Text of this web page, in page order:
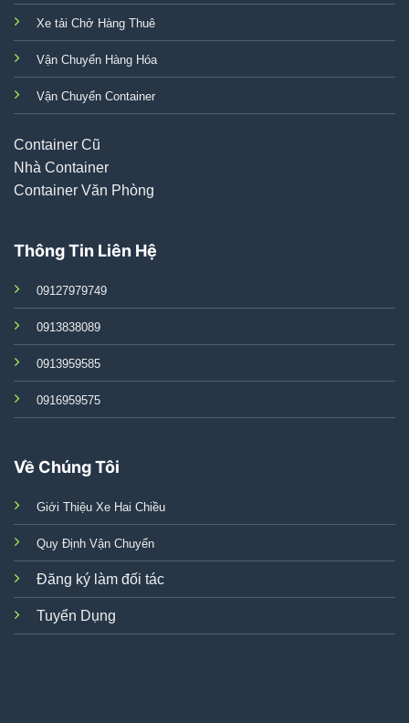
Xe tải Chở Hàng Thuê
Vận Chuyển Hàng Hóa
Vận Chuyển Container
Container Cũ
Nhà Container
Container Văn Phòng
Thông Tin Liên Hệ
09127979749
0913838089
0913959585
0916959575
Về Chúng Tôi
Giới Thiệu Xe Hai Chiều
Quy Định Vận Chuyển
Đăng ký làm đối tác
Tuyển Dụng